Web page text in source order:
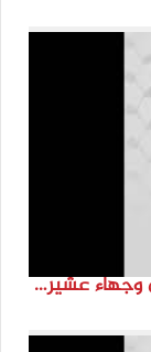
انتماء2021: السيد ربحي محمود عادي، من وجهاء عشيرة عادي في الاردن